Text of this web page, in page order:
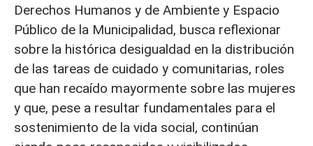
Derechos Humanos y de Ambiente y Espacio
Público de la Municipalidad, busca reflexionar
sobre la histórica desigualdad en la distribución
de las tareas de cuidado y comunitarias, roles
que han recaído mayormente sobre las mujeres
y que, pese a resultar fundamentales para el
sostenimiento de la vida social, continúan